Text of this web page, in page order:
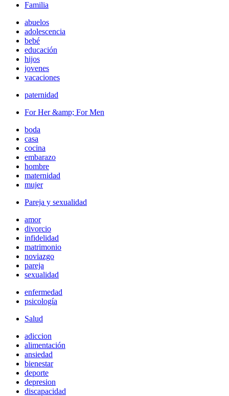
Familia
abuelos
adolescencia
bebé
educación
hijos
jovenes
vacaciones
paternidad
For Her &amp; For Men
boda
casa
cocina
embarazo
hombre
maternidad
mujer
Pareja y sexualidad
amor
divorcio
infidelidad
matrimonio
noviazgo
pareja
sexualidad
enfermedad
psicología
Salud
adiccion
alimentación
ansiedad
bienestar
deporte
depresion
discapacidad